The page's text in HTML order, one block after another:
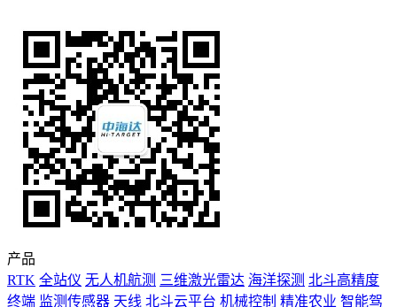
产品
RTK 全站仪 无人机航测 三维激光雷达 海洋探测 北斗高精度
终端 监测传感器 天线 北斗云平台 机械控制 精准农业 智能驾